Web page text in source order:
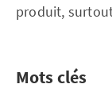
produit,
Mots clés